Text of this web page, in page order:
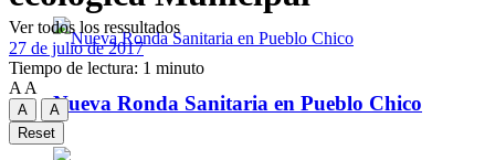
Nueva Ronda Sanitaria en Pueblo Chico
Ver todos los ressultados
27 de julio de 2017
Tiempo de lectura: 1 minuto
A A
A
A
Reset